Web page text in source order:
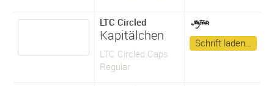
LTC Circled
Kapitälchen
LTC Circled Caps
Regular
Schrift laden…